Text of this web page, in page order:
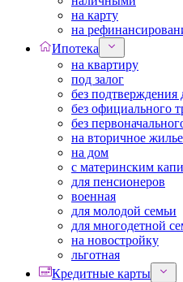
на карту
на
Ипотека
на квартиру
под залог
без подтверждения
без официального
без
на вторичное жилье
на дом
с материнским
для пенсионеров
военная
для молодой семьи
для многодетной
на новостройку
льготная
Кредитные карты